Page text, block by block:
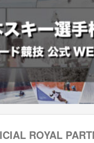
ROYAL